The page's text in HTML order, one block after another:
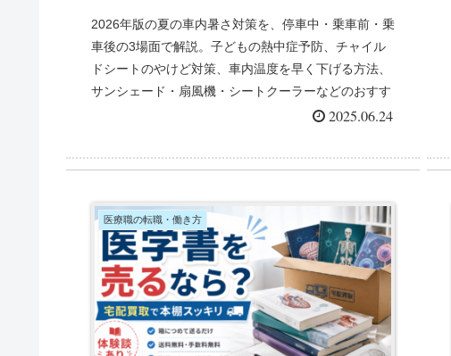
2026年版の夏の車内暑さ対策を、停車中・乗車前・乗
車後の3場面で解説。子どもの熱中症予防、チャイル
ドシートのやけど対策、車内温度を早く下げる方法、
サンシェード・扇風機・シートクーラーなどのおすす
めグッズまで、家族ドライブ向けに紹介します。
2025.06.24
医療職の転職・働き方